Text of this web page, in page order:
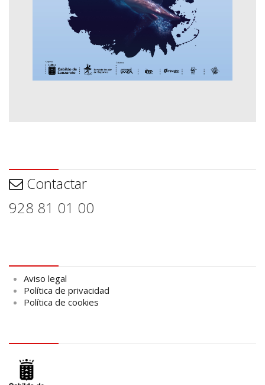
Contactar
928 81 01 00
Aviso legal
Política de privacidad
Política de cookies